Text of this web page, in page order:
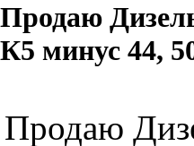
Продаю
К5 минус 44,
Продаю